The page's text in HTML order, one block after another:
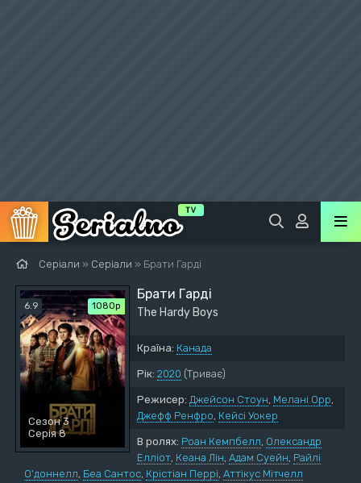
Серіали » Серіали » Брати Гарді
6.9 1080p
Сезон 3
Серія 8
Брати Гарді
The Hardy Boys
Країна: Канада
Рік: 2020 (Триває)
Режисер: Джейсон Стоун, Мелані Орр,
Джефф Ренфро, Кейсі Уокер
В ролях: Роан Кемпбелл, Олександр
Елліот, Кеана Лін, Адам Суейн, Райлі
О'доннелл, Беа Сантос, Крістіан Перрі, Аттікус Мітчелл